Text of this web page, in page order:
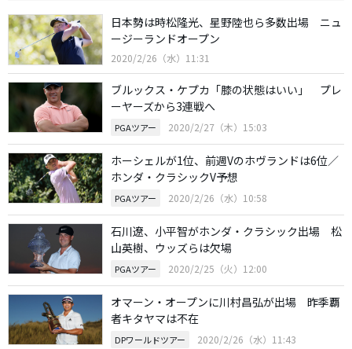
日本勢は時松隆光、星野陸也ら多数出場 ニュ
ージーランドオープン
2020/2/26（水）11:31
ブルックス・ケプカ「膝の状態はいい」 プレ
ーヤーズから3連戦へ
PGAツアー 2020/2/27（木）15:03
ホーシェルが1位、前週Vのホヴランドは6位／
ホンダ・クラシックV予想
PGAツアー 2020/2/26（水）10:58
石川遼、小平智がホンダ・クラシック出場 松
山英樹、ウッズらは欠場
PGAツアー 2020/2/25（火）12:00
オマーン・オープンに川村昌弘が出場 昨季覇
者キタヤマは不在
DPワールドツアー 2020/2/26（水）11:43